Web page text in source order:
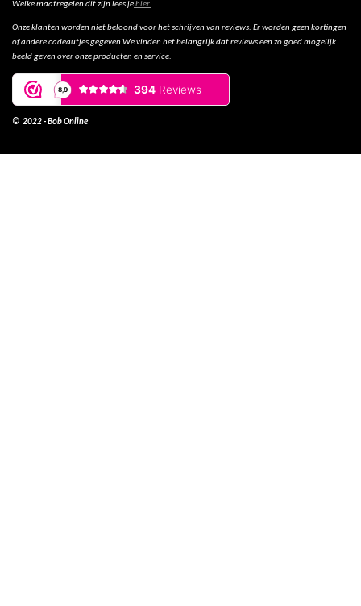
Welke maatregelen dit zijn lees jehier.
Onze klanten worden niet beloond voor het schrijven van reviews. Er worden geen kortingen
of andere cadeautjes gegeven.We vinden het belangrijk dat reviews een zo goed mogelijk
beeld geven over onze producten en service.
© 2022 - Bob Online